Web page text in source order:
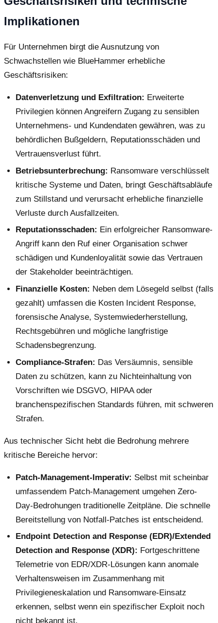
Implikationen
Für Unternehmen birgt die Ausnutzung von
Schwachstellen wie BlueHammer erhebliche
Geschäftsrisiken:
Datenverletzung und Exfiltration: Erweiterte
Privilegien können Angreifern Zugang zu sensiblen
Unternehmens- und Kundendaten gewähren, was zu
behördlichen Bußgeldern, Reputationsschäden und
Vertrauensverlust führt.
Betriebsunterbrechung: Ransomware verschlüsselt
kritische Systeme und Daten, bringt Geschäftsabläufe
zum Stillstand und verursacht erhebliche finanzielle
Verluste durch Ausfallzeiten.
Reputationsschaden: Ein erfolgreicher Ransomware-
Angriff kann den Ruf einer Organisation schwer
schädigen und Kundenloyalität sowie das Vertrauen
der Stakeholder beeinträchtigen.
Finanzielle Kosten: Neben dem Lösegeld selbst (falls
gezahlt) umfassen die Kosten Incident Response,
forensische Analyse, Systemwiederherstellung,
Rechtsgebühren und mögliche langfristige
Schadensbegrenzung.
Compliance-Strafen: Das Versäumnis, sensible
Daten zu schützen, kann zu Nichteinhaltung von
Vorschriften wie DSGVO, HIPAA oder
branchenspezifischen Standards führen, mit schweren
Strafen.
Aus technischer Sicht hebt die Bedrohung mehrere
kritische Bereiche hervor:
Patch-Management-Imperativ: Selbst mit scheinbar
umfassendem Patch-Management umgehen Zero-
Day-Bedrohungen traditionelle Zeitpläne. Die schnelle
Bereitstellung von Notfall-Patches ist entscheidend.
Endpoint Detection and Response (EDR)/Extended
Detection and Response (XDR): Fortgeschrittene
Telemetrie von EDR/XDR-Lösungen kann anomale
Verhaltensweisen im Zusammenhang mit
Privilegieneskalation und Ransomware-Einsatz
erkennen, selbst wenn ein spezifischer Exploit noch
nicht bekannt ist.